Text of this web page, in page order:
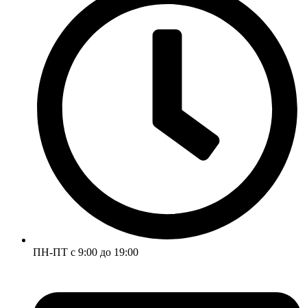
ПН-ПТ с 9:00 до 19:00